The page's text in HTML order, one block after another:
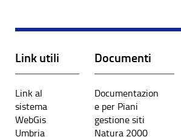
Link utili
Link al
sistema
WebGis
Umbria
Documenti
Documentazion
e per Piani
gestione siti
Natura 2000